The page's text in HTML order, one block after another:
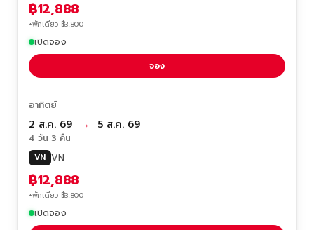
฿12,888
+พักเดี่ยว ฿3,800
เปิดจอง
จอง
อาทิตย์
2 ส.ค. 69 → 5 ส.ค. 69
4 วัน 3 คืน
VN VN
฿12,888
+พักเดี่ยว ฿3,800
เปิดจอง